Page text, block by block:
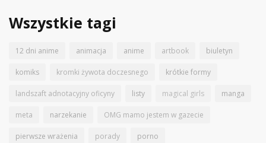
Wszystkie tagi
12 dni anime animacja anime artbook biuletyn
komiks kromki żywota doczesnego krótkie formy
landszaft adnotacyjny oficyny listy magical girls manga
meta narzekanie OMG mamo jestem w gazecie
pierwsze wrażenia porady porno